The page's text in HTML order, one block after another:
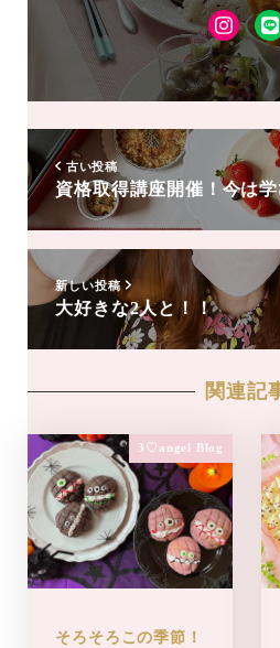
友
古い投稿
資格取得講座開催！今は
新しい投稿
大好きな2人と！！
関連記
3♡angel Blog
そろそろこの季節！